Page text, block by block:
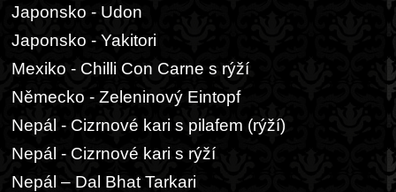
Japonsko - Udon
Japonsko - Yakitori
Mexiko - Chilli Con Carne s rýží
Německo - Zeleninový Eintopf
Nepál - Cizrnové kari s pilafem (rýží)
Nepál - Cizrnové kari s rýží
Nepál – Dal Bhat Tarkari